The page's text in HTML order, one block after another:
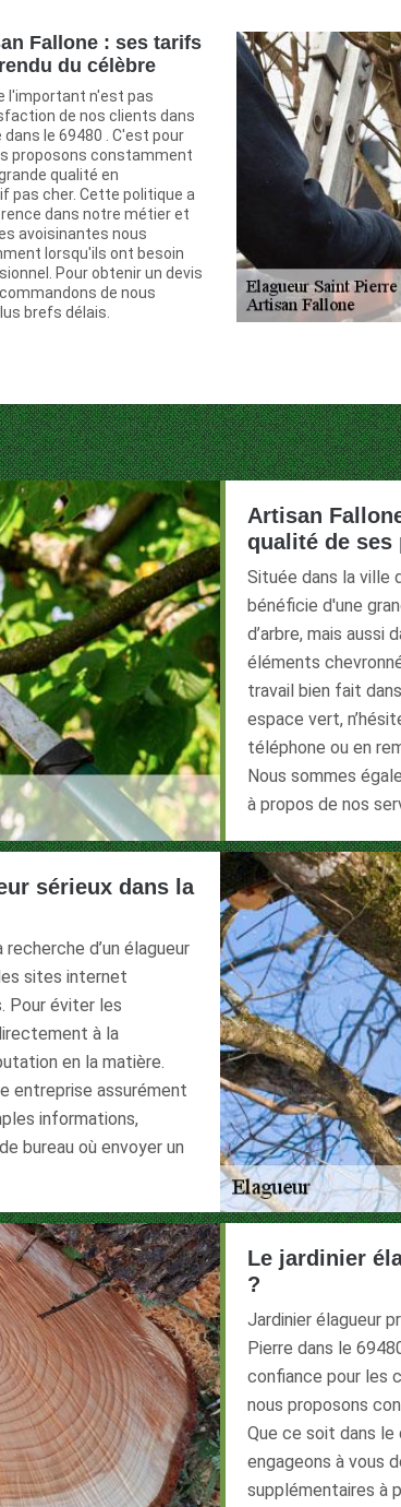
Fallone : ses tarifs
du célèbre
l'important n'est pas
de nos clients dans
dans le 69480 . C'est pour
proposons constamment
qualité en
pas cher. Cette politique a
dans notre métier et
avoisinantes nous
lorsqu'ils ont besoin
Pour obtenir un devis
de nous
brefs délais.
Artisan
qualité de ses
Située dans la ville
bénéficie d'une
d’arbre, mais aussi
éléments
travail bien fait
espace vert,
téléphone ou en
Nous sommes
à propos de nos
sérieux dans la
d’un élagueur
sites internet
Pour éviter les
à la
en la matière.
entreprise assurément
informations,
bureau où envoyer un
Le jardinier
?
Jardinier élagueur
Pierre dans le
confiance pour les
nous proposons
Que ce soit dans le
engageons à vous
supplémentaires à